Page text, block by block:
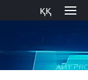
ққ